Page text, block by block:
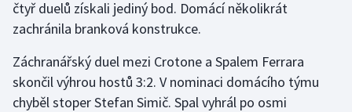
čtyř duelů získali jediný bod. Domácí několikrát
zachránila branková konstrukce.
Záchranářský duel mezi Crotone a Spalem Ferrara
skončil výhrou hostů 3:2. V nominaci domácího týmu
chyběl stoper Stefan Simič. Spal vyhrál po osmi